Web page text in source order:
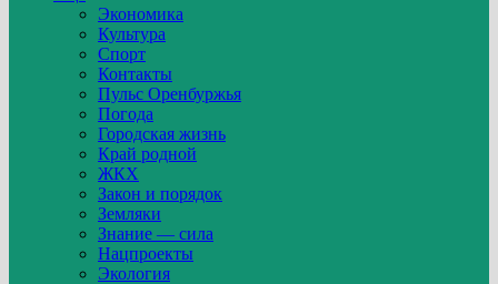
Экономика
Культура
Спорт
Контакты
Пульс Оренбуржья
Погода
Городская жизнь
Край родной
ЖКХ
Закон и порядок
Земляки
Знание — сила
Нацпроекты
Экология